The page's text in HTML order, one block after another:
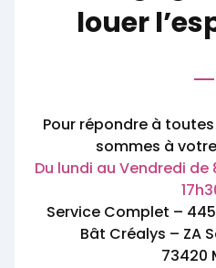
louer
Pour répondre à
sommes à
Du lundi au Vendredi de
Service Complet –
Bât Créalys – ZA
73420